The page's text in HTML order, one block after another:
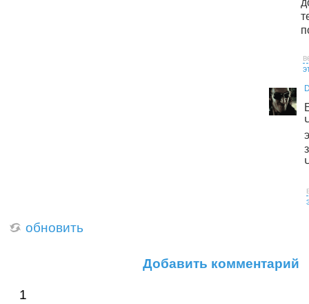
обновить
Добавить комментарий
1